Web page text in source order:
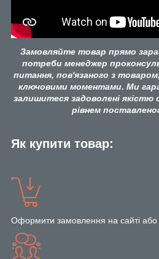
Замовляйте товар прямо
потреби менеджер
питання, пов'язаного з
ключовими моментами. Ми
залишитеся задоволені
рівнем
Як купити товар:
Оформити замовлення на сайті